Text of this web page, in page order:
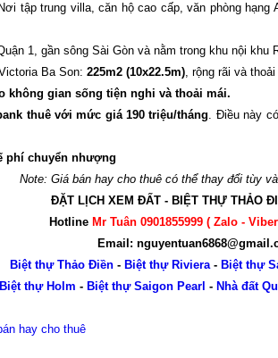
tập trung villa, căn hộ cao cấp, văn phòng
1, gần sông Sài Gòn và nằm trong khu nội khu
Ba Son: 225m2 (10x22.5m), rộng rãi và
không gian sống tiện nghi và thoải mái.
thuê với mức giá 190 triệu/tháng. Điều này
phí chuyển nhượng
Note: Giá bán hay cho thuê có thể thay đổi tùy
ĐẶT LỊCH XEM ĐẤT - BIỆT THỰ THẢO
Hotline Mr Tuân 0901855999 ( Zalo -
Email:
Biệt thự Thảo Điền - Biệt thự Riviera- Biệt thự
Biệt thự Holm - Biệt thự Saigon Pearl - Nhà đất
hay cho thuê